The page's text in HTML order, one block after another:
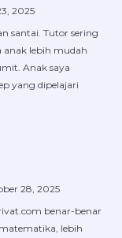
2025
santai. Tutor sering
anak lebih mudah
Anak saya
yang dipelajari
28, 2025
benar-benar
lebih